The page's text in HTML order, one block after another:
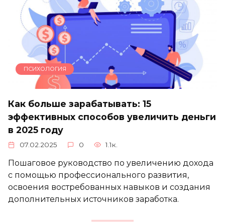
ПСИХОЛОГИЯ
Как больше зарабатывать: 15
эффективных способов увеличить деньги
в 2025 году
07.02.2025 0 1.1к.
Пошаговое руководство по увеличению дохода
с помощью профессионального развития,
освоения востребованных навыков и создания
дополнительных источников заработка.